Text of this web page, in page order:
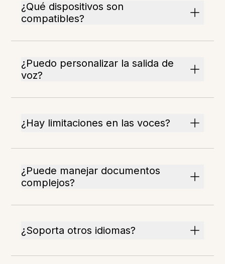
¿Qué dispositivos son
compatibles?
¿Puedo personalizar la salida de
voz?
¿Hay limitaciones en las voces?
¿Puede manejar documentos
complejos?
¿Soporta otros idiomas?